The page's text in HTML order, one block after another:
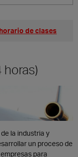
de clases
horas)
la industria y
un proceso de
para